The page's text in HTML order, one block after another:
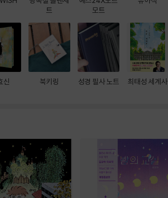
신
트
북키링
모트
성경 필사 노트 최태성 세계사